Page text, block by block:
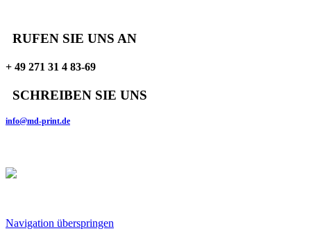
RUFEN SIE UNS AN
+ 49 271 31 4 83-69
SCHREIBEN SIE UNS
info@md-print.de
Navigation überspringen